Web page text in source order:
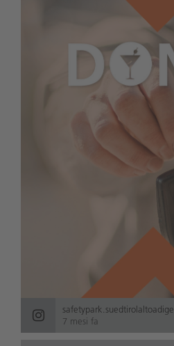
safetypark.suedtirolaltoadige
7 mesi fa